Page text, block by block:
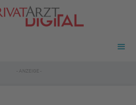
- ANZEIGE -